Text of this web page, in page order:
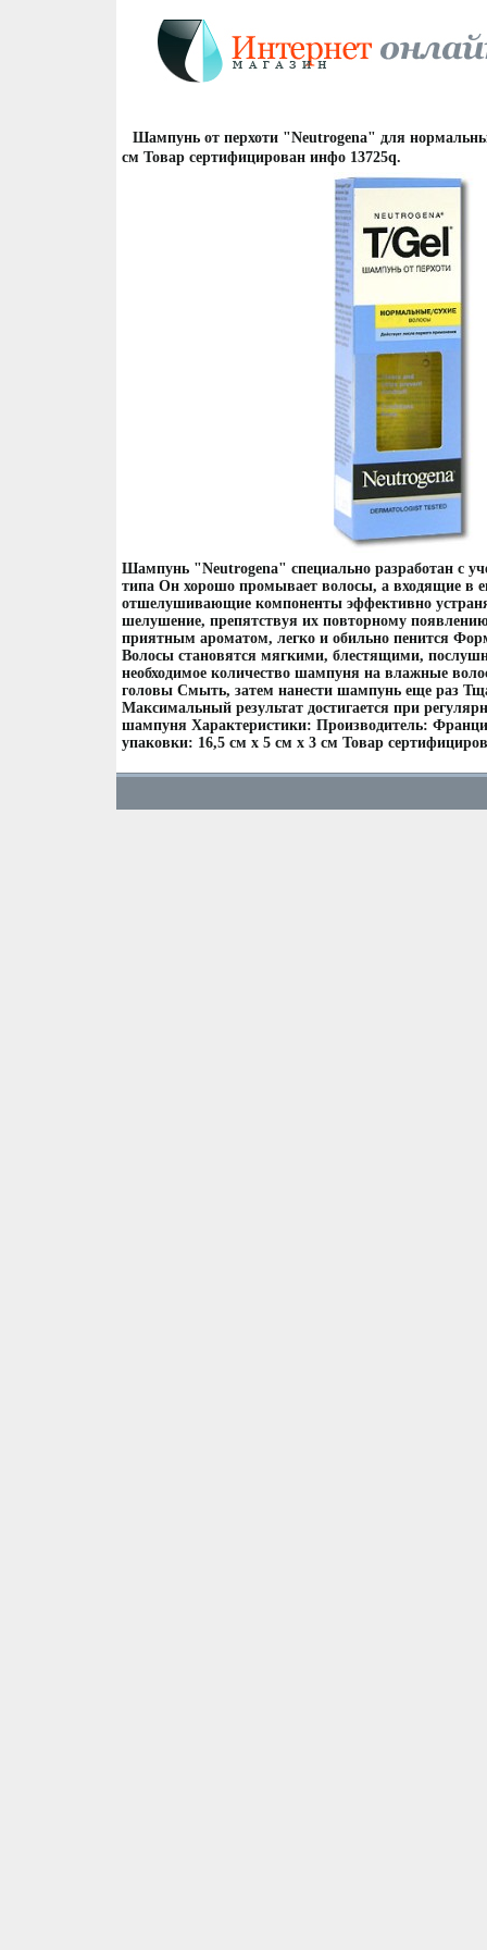
Шампунь от перхоти "Neutrogena" для
см Товар сертифицирован инфо 13725q.
Шампунь "Neutrogena" специально разработан с
типа Он хорошо промывает волосы, а входящие в
отшелушивающие компоненты эффективно
шелушение, препятствуя их повторному
приятным ароматом, легко и обильно пенится
Волосы становятся мягкими, блестящими,
необходимое количество шампуня на влажные
головы Смыть, затем нанести шампунь еще раз
Максимальный результат достигается при
шампуня Характеристики: Производитель:
упаковки: 16,5 см х 5 см х 3 см Товар